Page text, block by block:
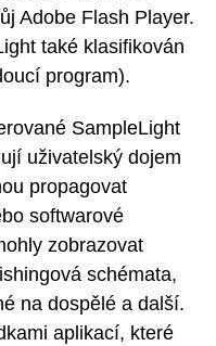
Adobe Flash Player.
také klasifikován
program).
SampleLight
uživatelský dojem
propagovat
softwarové
zobrazovat
schémata,
na dospělé a další.
aplikací, které